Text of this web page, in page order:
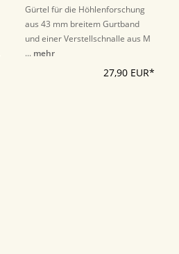
Gürtel für die Höhlenforschung
aus 43 mm breitem Gurtband
und einer Verstellschnalle aus M
... mehr
27,90 EUR*